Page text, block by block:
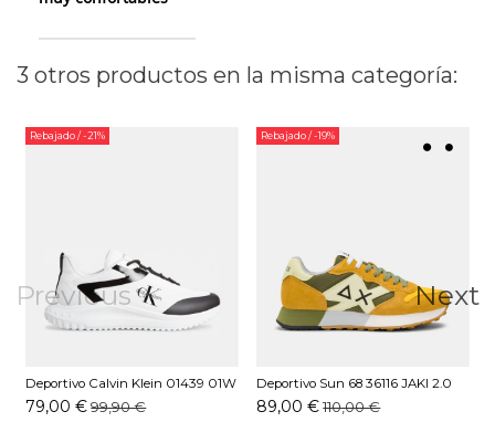
3 otros productos en la misma categoría:
Previous
Rebajado/ -21%
Deportivo Calvin Klein 01439 01W
Blanco
79,00 € 99,90 €
Rebajado/ -19%
Deportivo Sun 68 36116 JAKI 2.0
Amarillo
89,00 € 110,00 €
Next